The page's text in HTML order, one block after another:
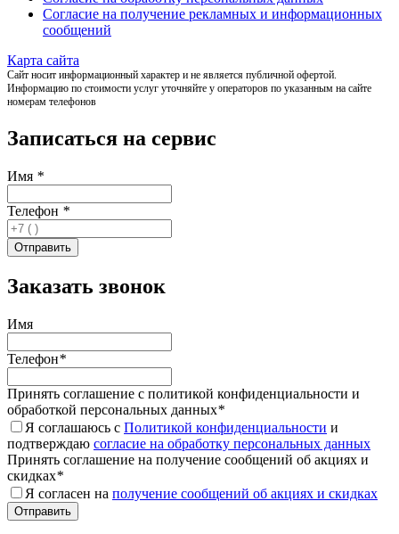
Согласие на получение рекламных и информационных
сообщений
Карта сайта
Сайт носит информационный характер и не является публичной офертой.
Информацию по стоимости услуг уточняйте у операторов по указанным на сайте
номерам телефонов
Записаться на сервис
Имя *
Телефон *
Заказать звонок
Имя
Телефон*
Принять соглашение с политикой конфиденциальности и
обработкой персональных данных*
Я соглашаюсь с Политикой конфиденциальности и
подтверждаю согласие на обработку персональных данных
Принять соглашение на получение сообщений об акциях и
скидках*
Я согласен на получение сообщений об акциях и скидках